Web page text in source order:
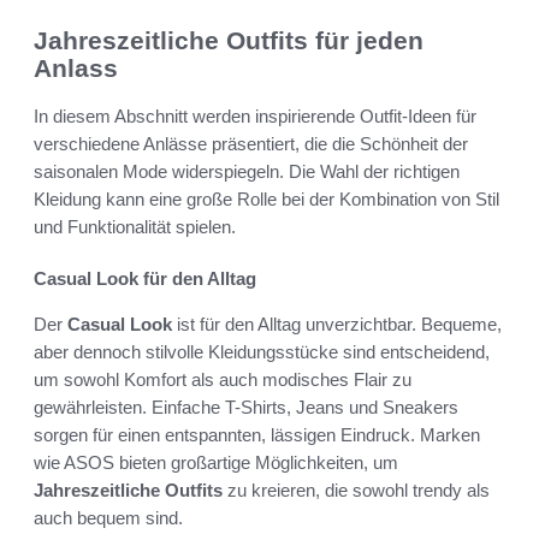
Jahreszeitliche Outfits für jeden
Anlass
In diesem Abschnitt werden inspirierende Outfit-Ideen für
verschiedene Anlässe präsentiert, die die Schönheit der
saisonalen Mode widerspiegeln. Die Wahl der richtigen
Kleidung kann eine große Rolle bei der Kombination von Stil
und Funktionalität spielen.
Casual Look für den Alltag
Der Casual Look ist für den Alltag unverzichtbar. Bequeme,
aber dennoch stilvolle Kleidungsstücke sind entscheidend,
um sowohl Komfort als auch modisches Flair zu
gewährleisten. Einfache T-Shirts, Jeans und Sneakers
sorgen für einen entspannten, lässigen Eindruck. Marken
wie ASOS bieten großartige Möglichkeiten, um
Jahreszeitliche Outfits zu kreieren, die sowohl trendy als
auch bequem sind.